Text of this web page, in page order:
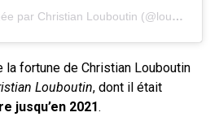
Une publication partagée par Christian Louboutin (@louboutinworld)
la fortune de Christian Louboutin
Louboutin, dont il était
jusqu’en 2021.